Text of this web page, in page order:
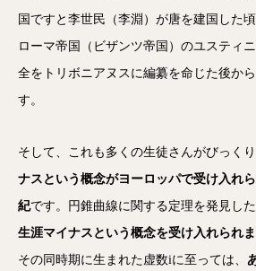
国ですと李世民（李淵）が唐を建国した
ローマ帝国（ビザンツ帝国）のユスティ
全をトリボニアヌスに編纂を命じた後か
す。
そして、これも多くの生徒さんがびっくり
ナスという概念がヨーロッパで受け入れ
紀です。円錐曲線に関する定理を発見した
生涯マイナスという概念を受け入れられま
その同時期に生まれた虚数iに至っては、